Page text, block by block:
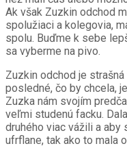
Ak však Zuzkin odchod
spolužiaci a kolegovia,
spolu. Buďme k sebe
sa vyberme na pivo.
Zuzkin odchod je
posledné, čo by chcela,
Zuzka nám svojím
veľmi studenú facku.
druhého viac vážili a aby
ufrflane, tak ako to mala